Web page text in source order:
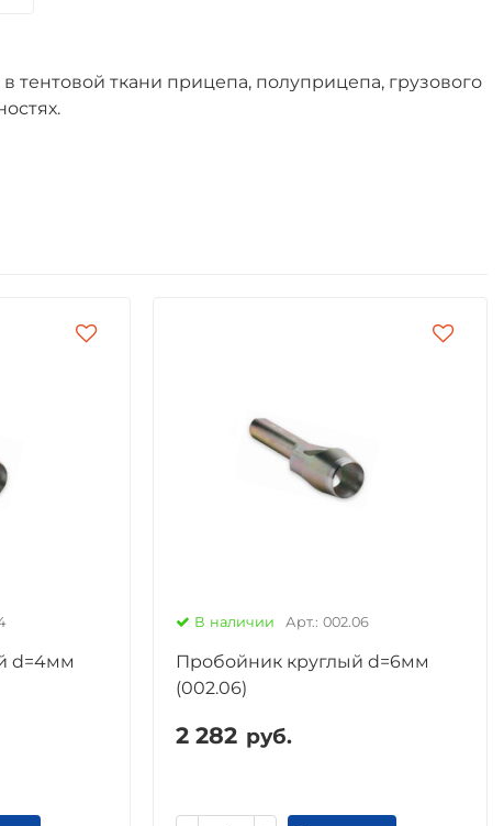
ткани прицепа, полуприцепа, грузового
d=4мм
В наличии Арт.: 002.06
Пробойник круглый d=6мм
(002.06)
2 282 руб.